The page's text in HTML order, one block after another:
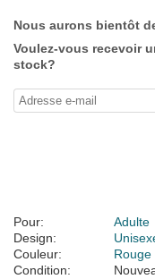
Nous aurons bientôt
Voulez-vous recevoir
stock?
Pour:
Adulte
Design:
Couleur:
Rouge
Condition: